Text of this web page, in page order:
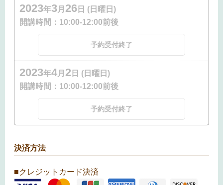
2023年3月 26 日 (日曜日)
開講時間： 10:00-12:00前後
予約受付終了
2023年4月 2 日 (日曜日)
開講時間： 10:00-12:00前後
予約受付終了
決済方法
■クレジットカード決済